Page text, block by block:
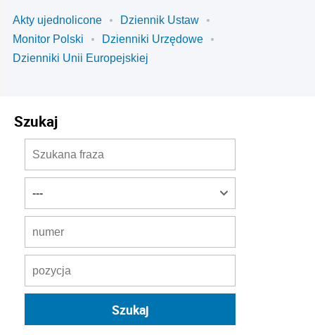
Akty ujednolicone
Dziennik Ustaw
Monitor Polski
Dzienniki Urzędowe
Dzienniki Unii Europejskiej
Szukaj